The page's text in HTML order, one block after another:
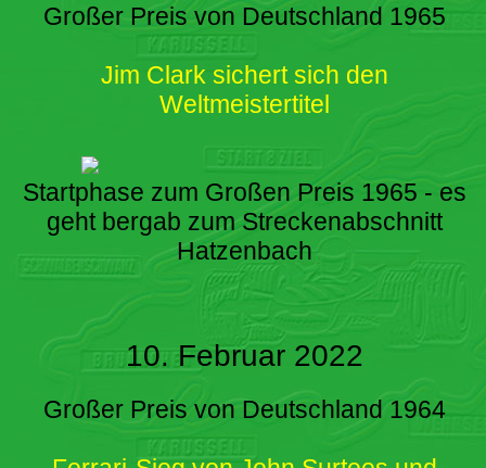
Großer Preis von Deutschland 1965
Jim Clark sichert sich den
Weltmeistertitel
Startphase zum Großen Preis 1965 - es
geht bergab zum Streckenabschnitt
Hatzenbach
10. Februar 2022
Großer Preis von Deutschland 1964